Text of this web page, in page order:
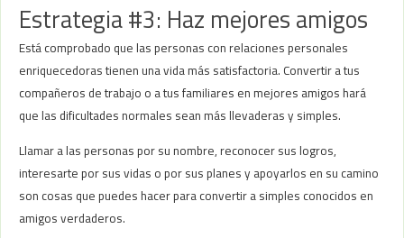
Estrategia #3: Haz mejores amigos
Está comprobado que las personas con relaciones personales
enriquecedoras tienen una vida más satisfactoria. Convertir a tus
compañeros de trabajo o a tus familiares en mejores amigos hará
que las dificultades normales sean más llevaderas y simples.
Llamar a las personas por su nombre, reconocer sus logros,
interesarte por sus vidas o por sus planes y apoyarlos en su camino
son cosas que puedes hacer para convertir a simples conocidos en
amigos verdaderos.